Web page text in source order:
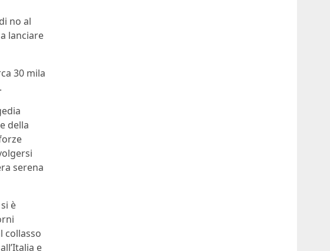
no al
lanciare
30 mila
della
serena
è
collasso
e